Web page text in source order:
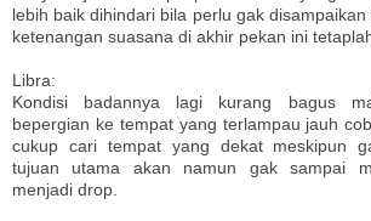
lebih baik dihindari bila perlu gak
ketenangan suasana di akhir pekan ini
Libra:
Kondisi badannya lagi kurang bagus
bepergian ke tempat yang terlampau jauh
cukup cari tempat yang dekat meskipun
tujuan utama akan namun gak sampai
menjadi drop.